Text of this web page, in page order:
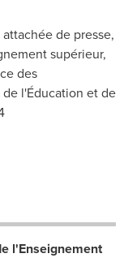
de presse,
supérieur,
des
l'Éducation et de
l'Enseignement